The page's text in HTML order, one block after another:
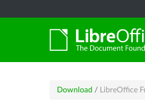
Download / LibreOffice